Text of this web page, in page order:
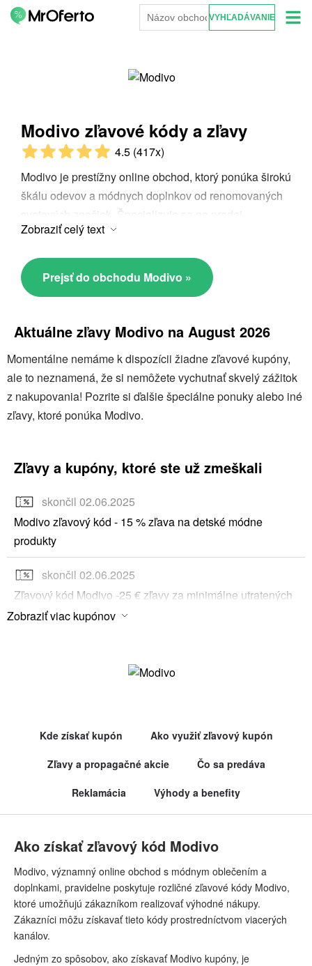
Modivo zľavové kódy a zľavy
4.5 (417x)
Modivo je prestížny online obchod, ktorý ponúka širokú
škálu odevov a módnych doplnkov od renomovaných
svetových značiek. Špecializuje sa na predaj
kvalitných a trendy odevov pre mužov, ženy a deti.
kolekcie, limitované edície, ale aj výhodné ponuky a
zľavy. Modivo prioritne klade dôraz na zákaznícky
kódumožňuje zákazníkom nákupy za výhodné ceny,
Zobraziť celý text
Prejsť do obchodu Modivo »
Aktuálne zľavy Modivo na August 2026
Momentálne nemáme k dispozícii žiadne zľavové kupóny,
ale to neznamená, že si nemôžete vychutnať skvelý zážitok
z nakupovania! Pozrite si ďalšie špeciálne ponuky alebo iné
zľavy, ktoré ponúka Modivo.
Zľavy a kupóny, ktoré ste už zmeškali
skončil 02.06.2025
Modivo zľavový kód - 15 % zľava na detské módne
produkty
skončil 02.06.2025
Zľavový kód Modivo -25 € zľavy za minimálne utratených
100 €
Zľavový kód Modivo pre zľavu -25 % pri nákupe nad 99 €
Zobraziť viac kupónov
Kde získať kupón Ako využiť zľavový kupón
Zľavy a propagačné akcie Čo sa predáva
Reklamácia Výhody a benefity
Ako získať zľavový kód Modivo
Modivo, významný online obchod s módnym oblečením a
doplnkami, pravidelne poskytuje rozličné zľavové kódy Modivo,
ktoré umožňujú zákazníkom realizovať výhodné nákupy.
Zákazníci môžu získavať tieto kódy prostredníctvom viacerých
kanálov.
Jedným zo spôsobov, ako získavať Modivo kupóny, je